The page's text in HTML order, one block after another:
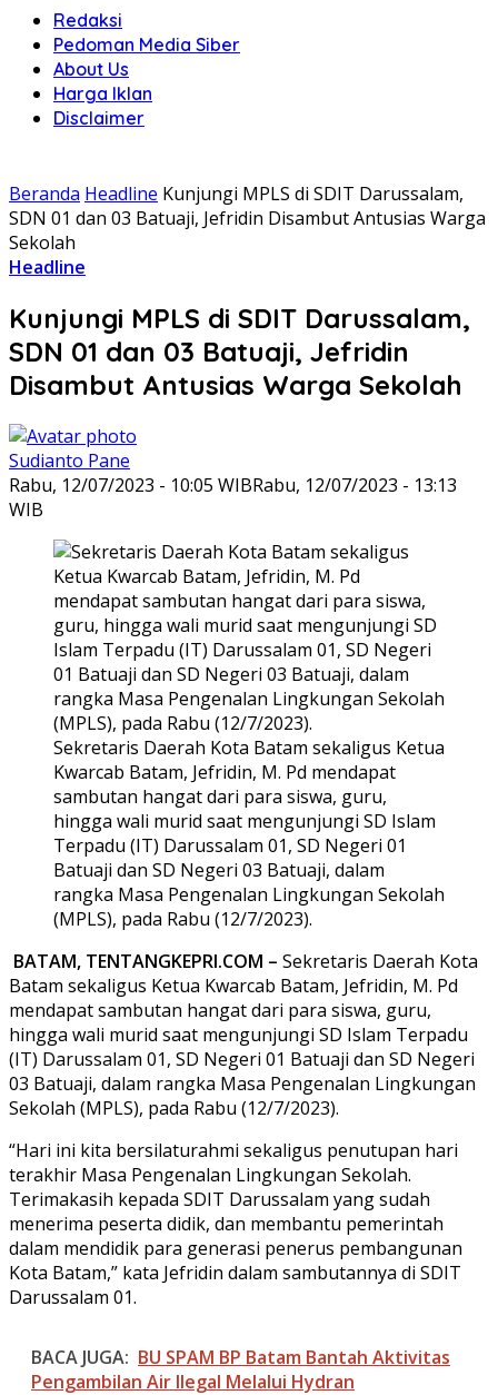
Redaksi
Pedoman Media Siber
About Us
Harga Iklan
Disclaimer
Beranda Headline Kunjungi MPLS di SDIT Darussalam,
SDN 01 dan 03 Batuaji, Jefridin Disambut Antusias Warga
Sekolah
Headline
Kunjungi MPLS di SDIT Darussalam,
SDN 01 dan 03 Batuaji, Jefridin
Disambut Antusias Warga Sekolah
Sudianto Pane
Rabu, 12/07/2023 - 10:05 WIBRabu, 12/07/2023 - 13:13
WIB
Sekretaris Daerah Kota Batam sekaligus Ketua
Kwarcab Batam, Jefridin, M. Pd mendapat
sambutan hangat dari para siswa, guru,
hingga wali murid saat mengunjungi SD Islam
Terpadu (IT) Darussalam 01, SD Negeri 01
Batuaji dan SD Negeri 03 Batuaji, dalam
rangka Masa Pengenalan Lingkungan Sekolah
(MPLS), pada Rabu (12/7/2023).
BATAM, TENTANGKEPRI.COM – Sekretaris Daerah Kota
Batam sekaligus Ketua Kwarcab Batam, Jefridin, M. Pd
mendapat sambutan hangat dari para siswa, guru,
hingga wali murid saat mengunjungi SD Islam Terpadu
(IT) Darussalam 01, SD Negeri 01 Batuaji dan SD Negeri
03 Batuaji, dalam rangka Masa Pengenalan Lingkungan
Sekolah (MPLS), pada Rabu (12/7/2023).
“Hari ini kita bersilaturahmi sekaligus penutupan hari
terakhir Masa Pengenalan Lingkungan Sekolah.
Terimakasih kepada SDIT Darussalam yang sudah
menerima peserta didik, dan membantu pemerintah
dalam mendidik para generasi penerus pembangunan
Kota Batam,” kata Jefridin dalam sambutannya di SDIT
Darussalam 01.
BACA JUGA: BU SPAM BP Batam Bantah Aktivitas
Pengambilan Air Ilegal Melalui Hydran